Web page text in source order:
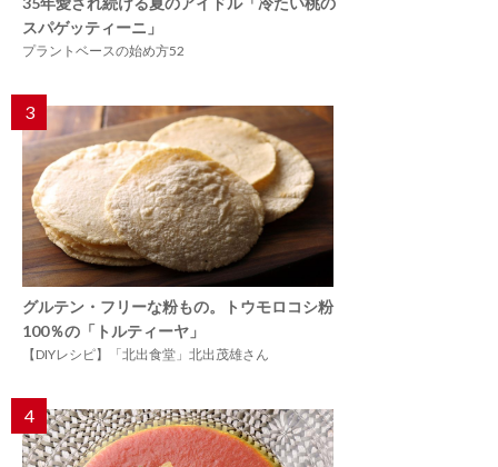
スパゲッティーニ」
プラントベースの始め方52
3
グルテン・フリーな粉もの。トウモロコシ粉
100％の「トルティーヤ」
【DIYレシピ】「北出食堂」北出茂雄さん
4